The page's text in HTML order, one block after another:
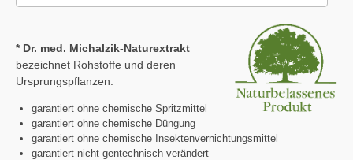
* Dr. med. Michalzik-Naturextrakt
bezeichnet Rohstoffe und deren
Ursprungspflanzen:
garantiert ohne chemische Spritzmittel
garantiert ohne chemische Düngung
garantiert ohne chemische Insektenvernichtungsmittel
garantiert nicht gentechnisch verändert